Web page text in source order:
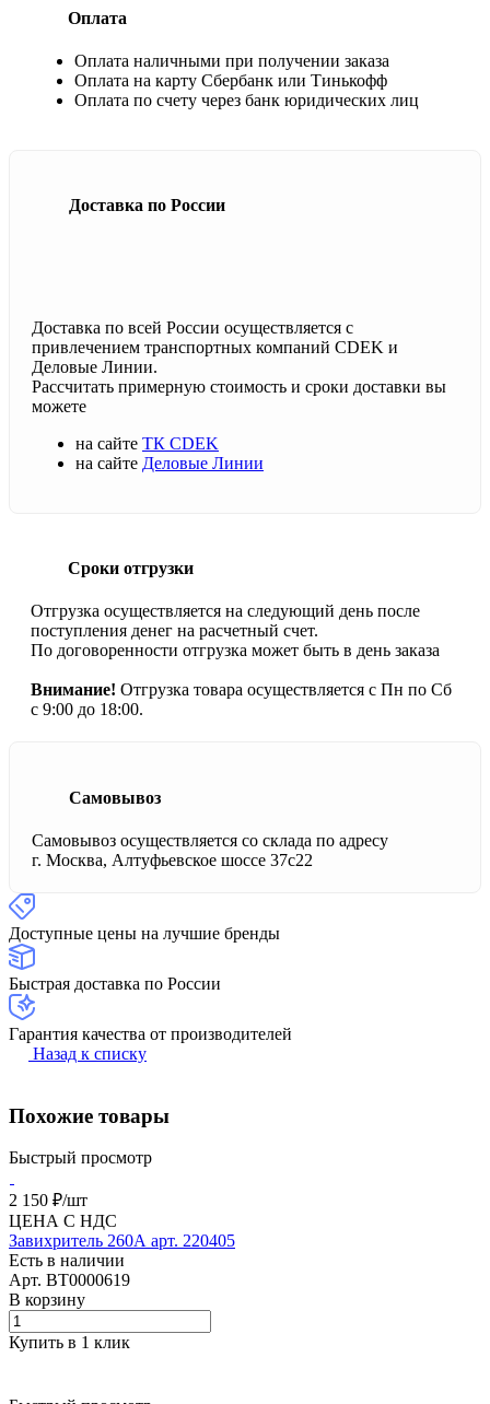
Оплата
Оплата наличными при получении заказа
Оплата на карту Сбербанк или Тинькофф
Оплата по счету через банк юридических лиц
Доставка по России
Доставка по всей России осуществляется с
привлечением транспортных компаний CDEK и
Деловые Линии.
Рассчитать примерную стоимость и сроки доставки вы
можете
на сайте ТК CDEK
на сайте Деловые Линии
Сроки отгрузки
Отгрузка осуществляется на следующий день после
поступления денег на расчетный счет.
По договоренности отгрузка может быть в день заказа
Внимание! Отгрузка товара осуществляется с Пн по Сб
с 9:00 до 18:00.
Самовывоз
Самовывоз осуществляется со склада по адресу
г. Москва, Алтуфьевское шоссе 37с22
Доступные цены на лучшие бренды
Быстрая доставка по России
Гарантия качества от производителей
Назад к списку
Похожие товары
Быстрый просмотр
2 150 ₽/шт
ЦЕНА С НДС
Завихритель 260А арт. 220405
Есть в наличии
Арт. BT0000619
В корзину
Купить в 1 клик